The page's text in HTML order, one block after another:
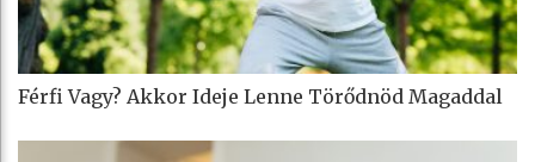
Férfi Vagy? Akkor Ideje Lenne Törődnöd Magaddal